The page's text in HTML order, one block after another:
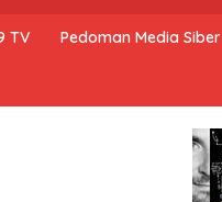
TV Pedoman Media Siber